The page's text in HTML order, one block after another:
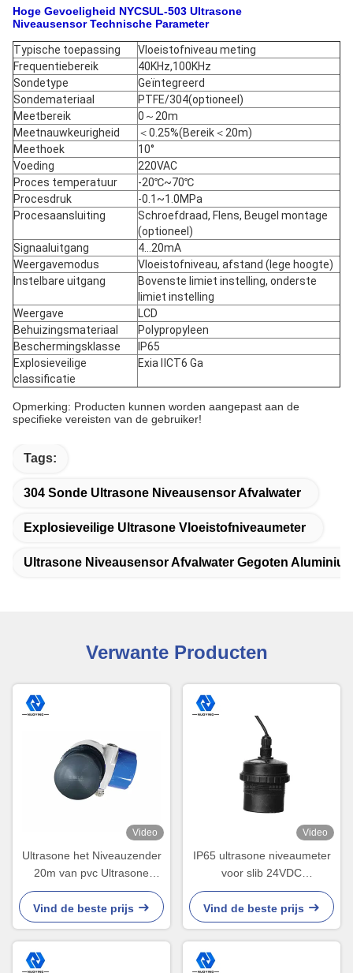
Hoge Gevoeligheid NYCSUL-503 Ultrasone
NiveausensorTechnische Parameter
Typische toepassing
Vloeistofniveau meting
Frequentiebereik
40KHz,100KHz
Sondetype
Geïntegreerd
Sondemateriaal
PTFE/304(optioneel )
Meetbereik
0 ～ 20m
Meetnauwkeurigheid
＜0.25%(Bereik＜ 20m)
Meethoek
10°
Voeding
220VAC
Proces temperatuur
-20℃~70℃
Procesdruk
-0.1~1.0MPa
Procesaansluiting
Schroefdraad, Flens, Beugel montage
(optioneel)
Signaaluitgang
4...20mA
Weergavemodus
Vloeistofniveau, afstand (lege hoogte)
Instelbare uitgang
Bovenste limiet instelling, onderste
limiet instelling
Weergave
LCD
Behuizingsmateriaal
Polypropyleen
Beschermingsklasse
IP65
Explosieveilige
classificatie
Exia CT6 Ga
Opmerking: Producten kunnen worden aangepast aan de
specifieke vereisten van de gebruiker!
Tags:
304 Sonde Ultrasone Niveausensor Afvalwater
Explosieveilige Ultrasone Vloeistofniveaumeter
Ultrasone Niveausensor Afvalwater Gegoten
Verwante Producten
Video
Ultrasone het Niveauzender
20m van pvc Ultrasone
Vloeibare Vlakke Maat Hoge
Precisie
Vind de beste prijs
Video
IP65 ultrasone niveaumeter
voor slib 24VDC
onderhoudsvrij
Vind de beste prijs